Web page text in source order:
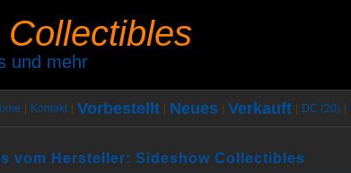
und mehr
Kontakt Vorbestellt Neues Verkauft DC (20)
vom Hersteller: Sideshow Collectibles